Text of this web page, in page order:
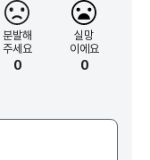
분발해
주세요
0
실망
이에요
0